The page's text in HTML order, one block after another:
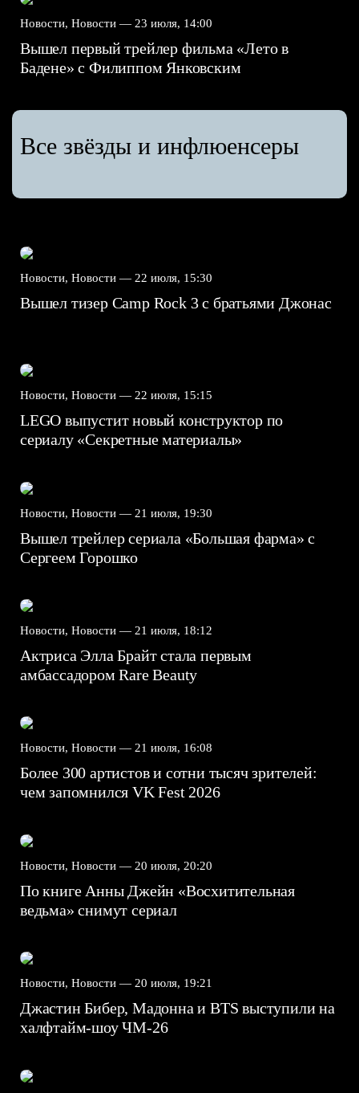
Новости, Новости — 23 июля, 14:00
Вышел первый трейлер фильма «Лето в
Бадене» с Филиппом Янковским
Все звёзды и инфлюенсеры
Новости, Новости — 22 июля, 15:30
Вышел тизер Camp Rock 3 с братьями Джонас
Новости, Новости — 22 июля, 15:15
LEGO выпустит новый конструктор по
сериалу «Секретные материалы»
Новости, Новости — 21 июля, 19:30
Вышел трейлер сериала «Большая фарма» с
Сергеем Горошко
Новости, Новости — 21 июля, 18:12
Актриса Элла Брайт стала первым
амбассадором Rare Beauty
Новости, Новости — 21 июля, 16:08
Более 300 артистов и сотни тысяч зрителей:
чем запомнился VK Fest 2026
Новости, Новости — 20 июля, 20:20
По книге Анны Джейн «Восхитительная
ведьма» снимут сериал
Новости, Новости — 20 июля, 19:21
Джастин Бибер, Мадонна и BTS выступили на
халфтайм-шоу ЧМ-26